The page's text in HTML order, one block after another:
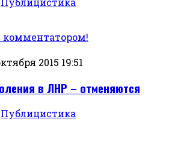
2015 19:51
в ЛНР – отменяются
Публицистика